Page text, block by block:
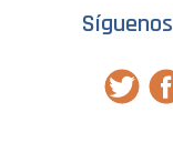
Síguenos